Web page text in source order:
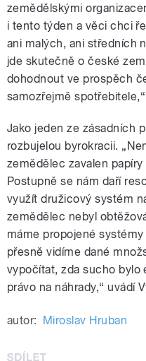
zemědělskými
i tento týden a věci chci
ani malých, ani středních
jde skutečně o české
dohodnout ve prospěch
samozřejmě
Jako jeden ze zásadních
rozbujelou byrokracii.
zemědělec zavalen
Postupně se nám daří
využít družicový systém
zemědělec nebyl
máme propojené
přesně vidíme dané
vypočítat, zda sucho bylo
právo na náhrady,“ uvádí
autor: Miroslav Hruban